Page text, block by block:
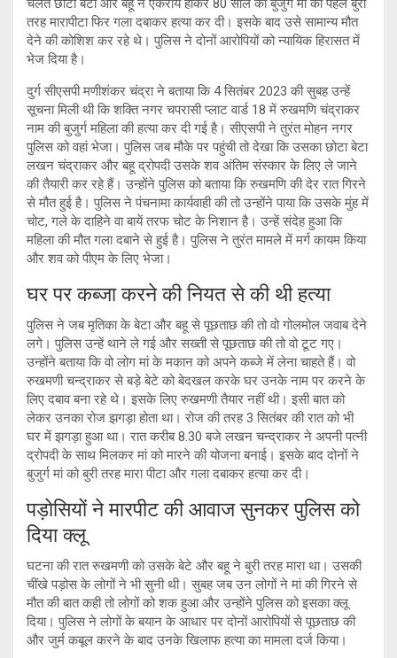
चलते छोटा बेटा और बहू ने एकराय होकर 80 साल की बुजुर्ग मां को पहले बुरी
तरह मारापीटा फिर गला दबाकर हत्या कर दी। इसके बाद उसे सामान्य मौत
देने की कोशिश कर रहे थे। पुलिस ने दोनों आरोपियों को न्यायिक हिरासत में
भेज दिया है।
दुर्ग सीएसपी मणीशंकर चंद्रा ने बताया कि 4 सितंबर 2023 की सुबह उन्हें
सूचना मिली थी कि शक्ति नगर चपरासी प्लाट वार्ड 18 में रुखमणि चंद्राकर
नाम की बुजुर्ग महिला की हत्या कर दी गई है। सीएसपी ने तुरंत मोहन नगर
पुलिस को वहां भेजा। पुलिस जब मौके पर पहुंची तो देखा कि उसका छोटा बेटा
लखन चंद्राकर और बहू द्रोपदी उसके शव अंतिम संस्कार के लिए ले जाने
की तैयारी कर रहे हैं। उन्होंने पुलिस को बताया कि रुखमणि की देर रात गिरने
से मौत हुई है। पुलिस ने पंचनामा कार्यवाही की तो उन्होंने पाया कि उसके मुंह में
चोट, गले के दाहिने वा बायें तरफ चोट के निशान है। उन्हें संदेह हुआ कि
महिला की मौत गला दबाने से हुई है। पुलिस ने तुरंत मामले में मर्ग कायम किया
और शव को पीएम के लिए भेजा।
घर पर कब्जा करने की नियत से की थी हत्या
पुलिस ने जब मृतिका के बेटा और बहू से पूछताछ की तो वो गोलमोल जवाब देने
लगे। पुलिस उन्हें थाने ले गई और सख्ती से पूछताछ की तो वो टूट गए।
उन्होंने बताया कि वो लोग मां के मकान को अपने कब्जे में लेना चाहते हैं। वो
रुखमणी चन्द्राकर से बड़े बेटे को बेदखल करके घर उनके नाम पर करने के
लिए दबाव बना रहे थे। इसके लिए रुखमणी तैयार नहीं थी। इसी बात को
लेकर उनका रोज झगड़ा होता था। रोज की तरह 3 सितंबर की रात को भी
घर में झगड़ा हुआ था। रात करीब 8.30 बजे लखन चन्द्राकर ने अपनी पत्नी
द्रोपदी के साथ मिलकर मां को मारने की योजना बनाई। इसके बाद दोनों ने
बुजुर्ग मां को बुरी तरह मारा पीटा और गला दबाकर हत्या कर दी।
पड़ोसियों ने मारपीट की आवाज सुनकर पुलिस को
दिया क्लू
घटना की रात रुखमणी को उसके बेटे और बहू ने बुरी तरह मारा था। उसकी
चींखे पड़ोस के लोगों ने भी सुनी थी। सुबह जब उन लोगों ने मां की गिरने से
मौत की बात कही तो लोगों को शक हुआ और उन्होंने पुलिस को इसका क्लू
दिया। पुलिस ने लोगों के बयान के आधार पर दोनों आरोपियों से पूछताछ की
और जुर्म कबूल करने के बाद उनके खिलाफ हत्या का मामला दर्ज किया।